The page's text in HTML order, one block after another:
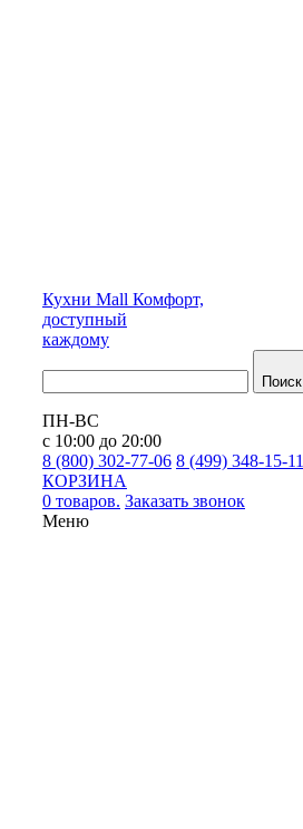
Кухни Mall Комфорт,
доступный
каждому
Поиск
ПН-ВС
с 10:00 до 20:00
8 (800) 302-77-06 8 (499) 348-15-11
КОРЗИНА
0 товаров. Заказать звонок
Меню